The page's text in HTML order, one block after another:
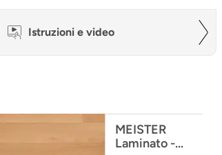
Istruzioni e video
MEISTER
Laminato -